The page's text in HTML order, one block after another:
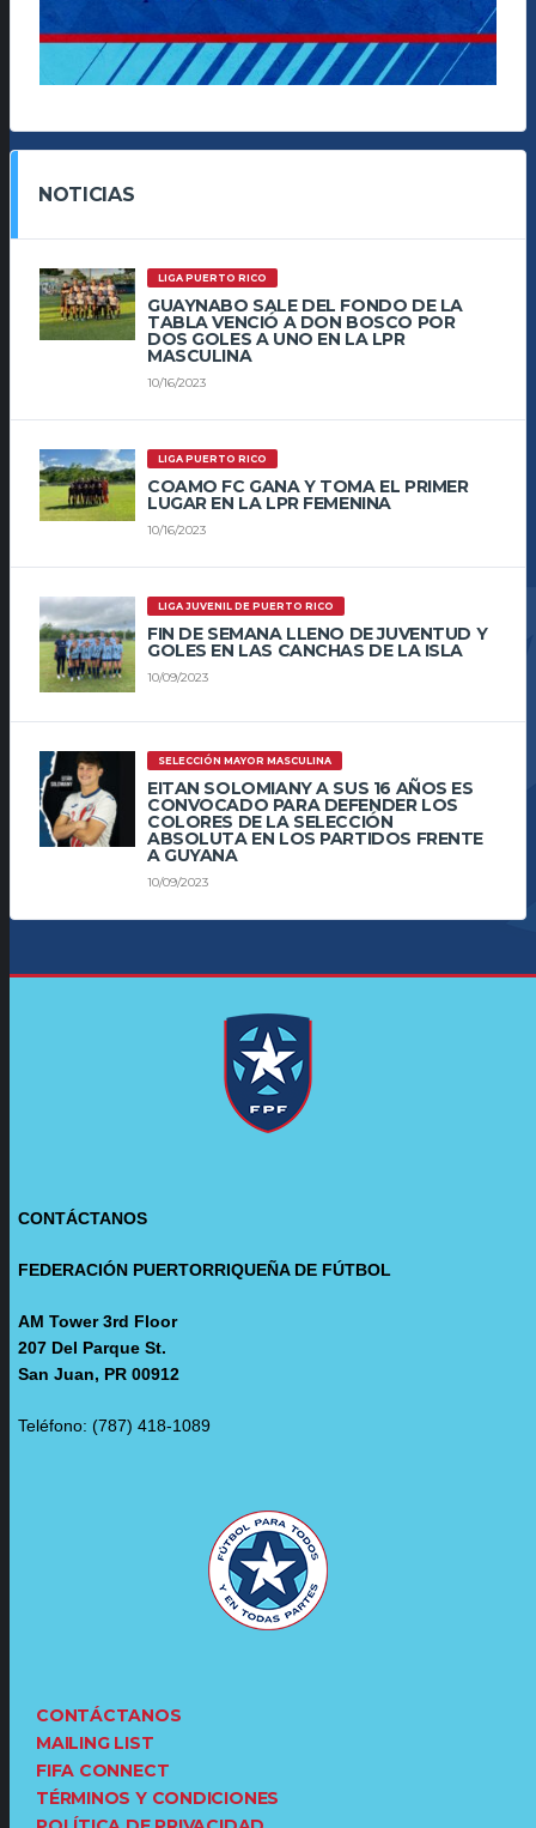
NOTICIAS
LIGA PUERTO RICO
GUAYNABO SALE DEL FONDO DE LA
TABLA VENCIÓ A DON BOSCO POR
DOS GOLES A UNO EN LA LPR
MASCULINA
10/16/2023
LIGA PUERTO RICO
COAMO FC GANA Y TOMA EL PRIMER
LUGAR EN LA LPR FEMENINA
10/16/2023
LIGA JUVENIL DE PUERTO RICO
FIN DE SEMANA LLENO DE JUVENTUD Y
GOLES EN LAS CANCHAS DE LA ISLA
10/09/2023
SELECCIÓN MAYOR MASCULINA
EITAN SOLOMIANY A SUS 16 AÑOS ES
CONVOCADO PARA DEFENDER LOS
COLORES DE LA SELECCIÓN
ABSOLUTA EN LOS PARTIDOS FRENTE
A GUYANA
10/09/2023
CONTÁCTANOS
FEDERACIÓN PUERTORRIQUEÑA DE FÚTBOL
AM Tower 3rd Floor
207 Del Parque St.
San Juan, PR 00912
Teléfono: (787) 418-1089
CONTÁCTANOS
MAILING LIST
FIFA CONNECT
TÉRMINOS Y CONDICIONES